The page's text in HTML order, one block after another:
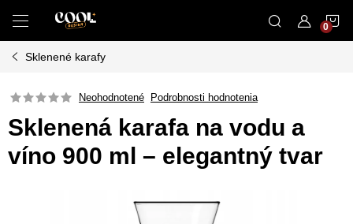
obsah
Sklenené karafy
Neohodnotené Podrobnosti hodnotenia
Sklenená karafa na vodu a
víno 900 ml – elegantný tvar